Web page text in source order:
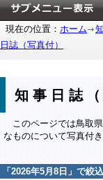
現在の位置： ホーム
日誌（写真付）
知事日誌
このページでは鳥取
なものについて写真付
「 2026年5月8日 」で絞